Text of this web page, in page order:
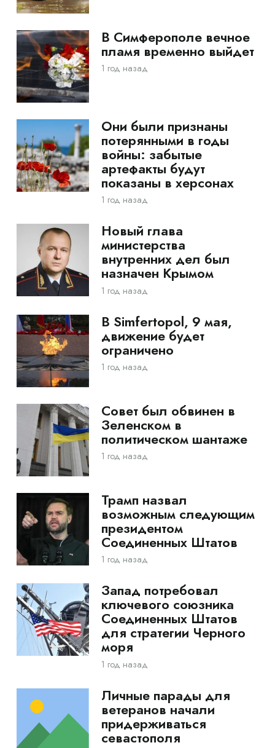
В Симферополе вечное
пламя временно выйдет
1 год назад
Они были признаны
потерянными в годы
войны: забытые
артефакты будут
показаны в херсонах
1 год назад
Новый глава
министерства
внутренних дел был
назначен Крымом
1 год назад
В Simfertopol, 9 мая,
движение будет
ограничено
1 год назад
Совет был обвинен в
Зеленском в
политическом шантаже
1 год назад
Трамп назвал
возможным следующим
президентом
Соединенных Штатов
1 год назад
Запад потребовал
ключевого союзника
Соединенных Штатов
для стратегии Черного
моря
1 год назад
Личные парады для
ветеранов начали
придерживаться
севастополя